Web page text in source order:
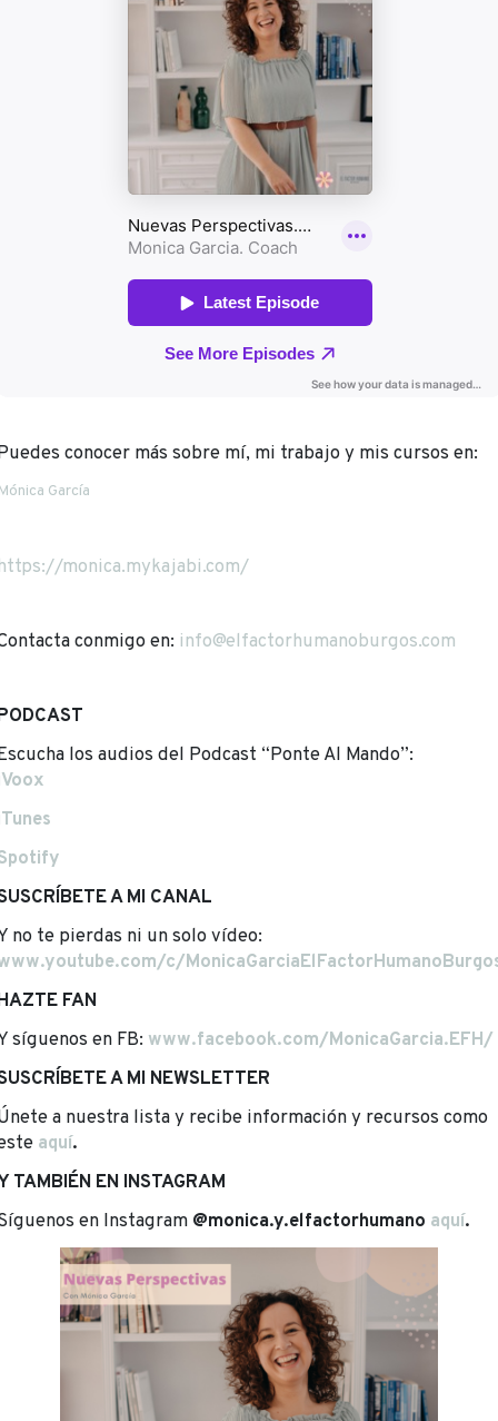
conocer más sobre mí, mi trabajo y mis cursos en:
García
monica.mykajabi.com/
conmigo en: info@elfactorhumanoburgos.com
los audios del Podcast “Ponte Al Mando”:
A MI CANAL
no te pierdas ni un solo vídeo:
c/
FAN
síguenos en FB: www.facebook.com/MonicaGarcia.EFH/
A MI NEWSLETTER
a nuestra lista y recibe información y recursos como
aquí.
TAMBIÉN EN INSTAGRAM
en Instagram @monica.y.elfactorhumano aquí.